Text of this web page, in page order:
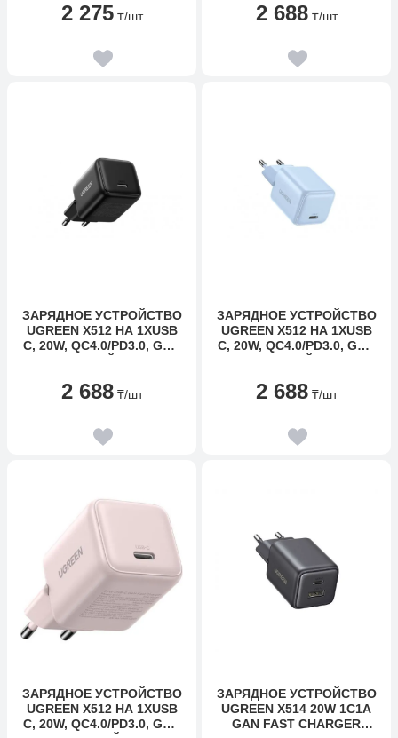
2 275 ₸/шт 2 688 ₸/шт
ЗАРЯДНОЕ УСТРОЙСТВО
UGREEN X512 НА 1XUSB
C, 20W, QC4.0/PD3.0, GAN
2 688 ₸/шт
ЗАРЯДНОЕ УСТРОЙСТВО
UGREEN X512 НА 1XUSB
C, 20W, QC4.0/PD3.0, GAN
2 688 ₸/шт
ЗАРЯДНОЕ УСТРОЙСТВО
UGREEN X512 НА 1XUSB
C, 20W, QC4.0/PD3.0, GAN
ЗАРЯДНОЕ УСТРОЙСТВО
UGREEN X514 20W 1C1A
GAN FAST CHARGER